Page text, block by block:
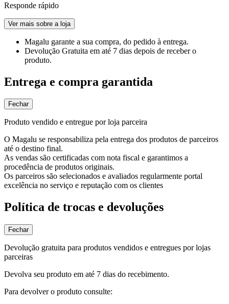
Responde rápido
Ver mais sobre a loja
Magalu garante a sua compra, do pedido à entrega.
Devolução Gratuita em até 7 dias depois de receber o
produto.
Entrega e compra garantida
Fechar
Produto vendido e entregue por loja parceira
O Magalu se responsabiliza pela entrega dos produtos de parceiros
até o destino final.
As vendas são certificadas com nota fiscal e garantimos a
procedência de produtos originais.
Os parceiros são selecionados e avaliados regularmente portal
excelência no serviço e reputação com os clientes
Política de trocas e devoluções
Fechar
Devolução gratuita para produtos vendidos e entregues por lojas
parceiras
Devolva seu produto em até 7 dias do recebimento.
Para devolver o produto consulte: